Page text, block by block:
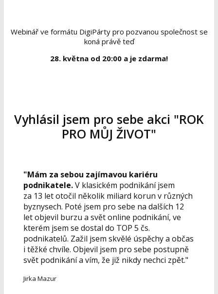
Webinář ve formátu DigiPárty pro pozvanou společnost se
koná právě teď
28. května od 20:00 a je zdarma!
Vyhlásil jsem pro sebe akci "ROK
PRO MŮJ ŽIVOT"
"Mám za sebou zajímavou kariéru
podnikatele.V klasickém podnikání jsem
za 13 let otočil několik miliard korun v různých
byznysech. Poté jsem pro sebe na dalších 12
let objevil burzu a svět online podnikání, ve
kterém jsem se dostal do TOP 5 čs.
podnikatelů. Zažil jsem skvělé úspěchy a občas
i těžké chvíle. Objevil jsem pro sebe postupně
svět podnikání a vím, že již nikdy nechci zpět."
Jirka Mazur